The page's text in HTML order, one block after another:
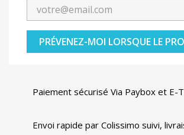
PRÉVENEZ-MOI LORSQUE LE
Paiement sécurisé Via Paybox et E-
Envoi rapide par Colissimo suivi,